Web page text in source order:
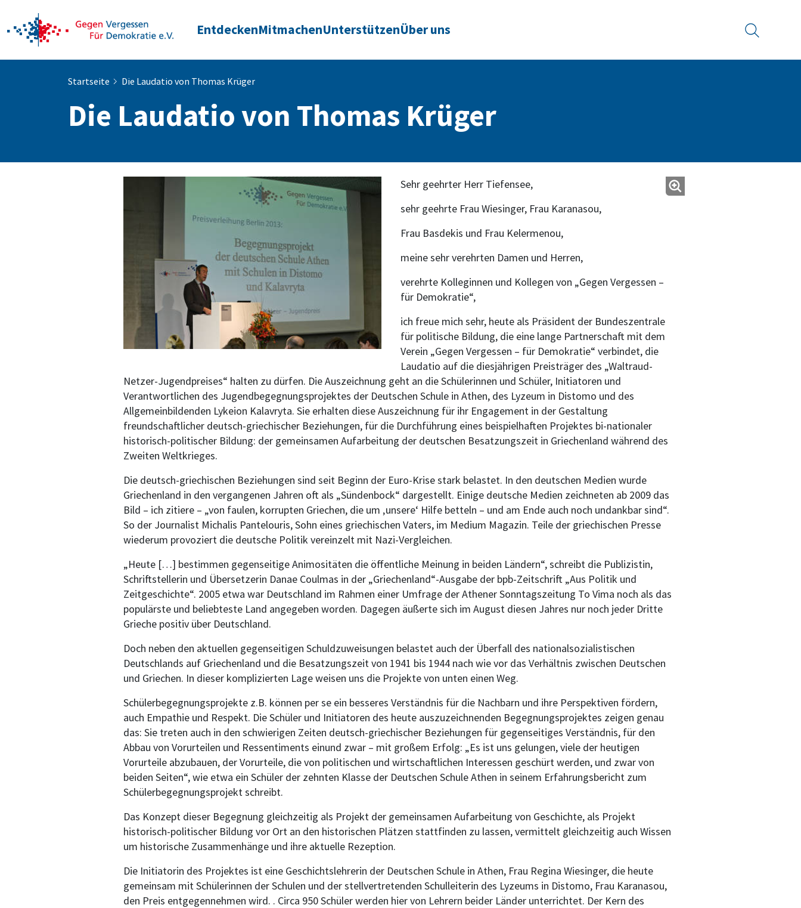
EntdeckenMitmachenUnterstützenÜber uns Suche
Startseite Die Laudatio von Thomas Krüger
Die Laudatio von Thomas Krüger
Sehr geehrter Herr Tiefensee,
sehr geehrte Frau Wiesinger, Frau Karanasou,
Frau Basdekis und Frau Kelermenou,
meine sehr verehrten Damen und Herren,
verehrte Kolleginnen und Kollegen von „Gegen Vergessen –
für Demokratie“,
ich freue mich sehr, heute als Präsident der Bundeszentrale
für politische Bildung, die eine lange Partnerschaft mit dem
Verein „Gegen Vergessen – für Demokratie“ verbindet, die
Laudatio auf die diesjährigen Preisträger des „Waltraud-
Netzer-Jugendpreises“ halten zu dürfen. Die Auszeichnung geht an die Schülerinnen und Schüler, Initiatoren und
Verantwortlichen des Jugendbegegnungsprojektes der Deutschen Schule in Athen, des Lyzeum in Distomo und des
Allgemeinbildenden Lykeion Kalavryta. Sie erhalten diese Auszeichnung für ihr Engagement in der Gestaltung
freundschaftlicher deutsch-griechischer Beziehungen, für die Durchführung eines beispielhaften Projektes bi-nationaler
historisch-politischer Bildung: der gemeinsamen Aufarbeitung der deutschen Besatzungszeit in Griechenland während des
Zweiten Weltkrieges.
Die deutsch-griechischen Beziehungen sind seit Beginn der Euro-Krise stark belastet. In den deutschen Medien wurde
Griechenland in den vergangenen Jahren oft als „Sündenbock“ dargestellt. Einige deutsche Medien zeichneten ab 2009 das
Bild – ich zitiere – „von faulen, korrupten Griechen, die um ‚unsere‘ Hilfe betteln – und am Ende auch noch undankbar sind“.
So der Journalist Michalis Pantelouris, Sohn eines griechischen Vaters, im Medium Magazin. Teile der griechischen Presse
wiederum provoziert die deutsche Politik vereinzelt mit Nazi-Vergleichen.
„Heute […] bestimmen gegenseitige Animositäten die öffentliche Meinung in beiden Ländern“, schreibt die Publizistin,
Schriftstellerin und Übersetzerin Danae Coulmas in der „Griechenland“-Ausgabe der bpb-Zeitschrift „Aus Politik und
Zeitgeschichte“. 2005 etwa war Deutschland im Rahmen einer Umfrage der Athener Sonntagszeitung To Vima noch als das
populärste und beliebteste Land angegeben worden. Dagegen äußerte sich im August diesen Jahres nur noch jeder Dritte
Grieche positiv über Deutschland.
Doch neben den aktuellen gegenseitigen Schuldzuweisungen belastet auch der Überfall des nationalsozialistischen
Deutschlands auf Griechenland und die Besatzungszeit von 1941 bis 1944 nach wie vor das Verhältnis zwischen Deutschen
und Griechen. In dieser komplizierten Lage weisen uns die Projekte von unten einen Weg.
Schülerbegegnungsprojekte z.B. können per se ein besseres Verständnis für die Nachbarn und ihre Perspektiven fördern,
auch Empathie und Respekt. Die Schüler und Initiatoren des heute auszuzeichnenden Begegnungsprojektes zeigen genau
das: Sie treten auch in den schwierigen Zeiten deutsch-griechischer Beziehungen für gegenseitiges Verständnis, für den
Abbau von Vorurteilen und Ressentiments einund zwar – mit großem Erfolg: „Es ist uns gelungen, viele der heutigen
Vorurteile abzubauen, der Vorurteile, die von politischen und wirtschaftlichen Interessen geschürt werden, und zwar von
beiden Seiten“, wie etwa ein Schüler der zehnten Klasse der Deutschen Schule Athen in seinem Erfahrungsbericht zum
Schülerbegegnungsprojekt schreibt.
Das Konzept dieser Begegnung gleichzeitig als Projekt der gemeinsamen Aufarbeitung von Geschichte, als Projekt
historisch-politischer Bildung vor Ort an den historischen Plätzen stattfinden zu lassen, vermittelt gleichzeitig auch Wissen
um historische Zusammenhänge und ihre aktuelle Rezeption.
Die Initiatorin des Projektes ist eine Geschichtslehrerin der Deutschen Schule in Athen, Frau Regina Wiesinger, die heute
gemeinsam mit Schülerinnen der Schulen und der stellvertretenden Schulleiterin des Lyzeums in Distomo, Frau Karanasou,
den Preis entgegennehmen wird. . Circa 950 Schüler werden hier von Lehrern beider Länder unterrichtet. Der Kern des